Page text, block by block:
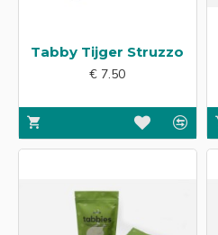
Tabby Tijger Struzzo
€ 7.50